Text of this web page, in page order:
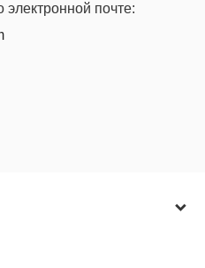
почте: